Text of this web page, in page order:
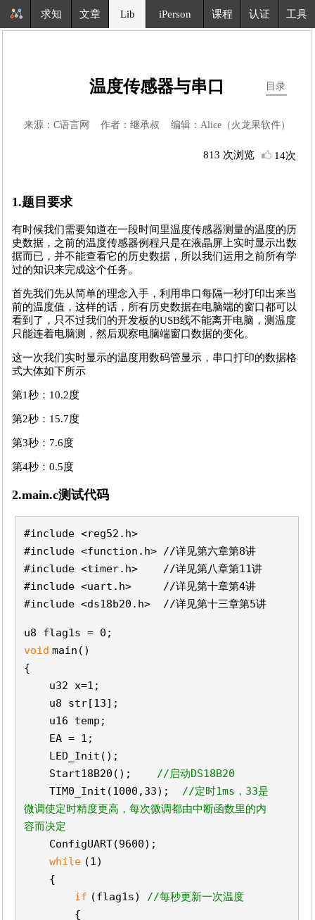
求知 文章 Lib iPerson 课程 认证 工具
目录
温度传感器与串口
来源：C语言网 作者：继承叔 编辑：Alice（火龙果软件）
813 次浏览 14次
1.题目要求
有时候我们需要知道在一段时间里温度传感器测量的温度的历
史数据，之前的温度传感器例程只是在液晶屏上实时显示出数
据而已，并不能查看它的历史数据，所以我们运用之前所有学
过的知识来完成这个任务。
首先我们先从简单的理念入手，利用串口每隔一秒打印出来当
前的温度值，这样的话，所有历史数据在电脑端的窗口都可以
看到了，只不过我们的开发板的USB线不能离开电脑，测温度
只能连着电脑测，然后观察电脑端窗口数据的变化。
这一次我们实时显示的温度用数码管显示，串口打印的数据格
式大体如下所示
第1秒：10.2度
第2秒：15.7度
第3秒：7.6度
第4秒：0.5度
2.main.c测试代码
#include <reg52.h>
#include <function.h> //详见第六章第8讲
#include <timer.h> //详见第八章第11讲
#include <uart.h> //详见第十章第4讲
#include <ds18b20.h> //详见第十三章第5讲
u8 flag1s = 0;
void main()
{
u32 x=1;
u8 str[13];
u16 temp;
EA = 1;
LED_Init();
Start18B20(); //启动DS18B20
TIM0_Init(1000,33); //定时1ms，33是
微调使定时精度更高，每次微调都由中断函数里的内
容而决定
ConfigUART(9600);
while (1)
{
if (flag1s) //每秒更新一次温度
{